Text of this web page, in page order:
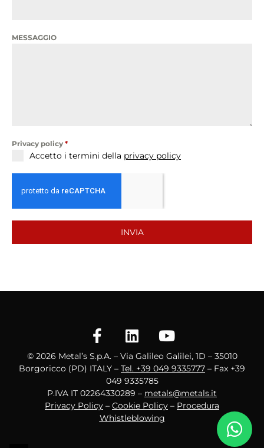
MESSAGGIO
Privacy policy *
Accetto i termini della privacy policy
INVIA
© 2026 Metal’s S.p.A. – Via Galileo Galilei, 1D – 35010
Borgoricco (PD) ITALY – Tel. +39 049 9335777 – Fax +39
049 9335785
P.IVA IT 02264330289 – metals@metals.it
Privacy Policy – Cookie Policy – Procedura
Whistleblowing